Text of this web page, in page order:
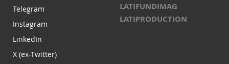
Telegram
Instagram
LinkedIn
X (ex-Twitter)
LATIFUNDIMAG
LATIPRODUCTION